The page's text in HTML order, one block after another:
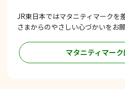
JR東日本ではマタニティマークを
さまからのやさしい心づかいをお
マタニティマー